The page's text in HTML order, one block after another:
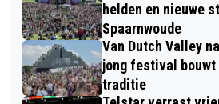
helden en nieuwe
Spaarnwoude
Van Dutch Valley
jong festival bouwt
traditie